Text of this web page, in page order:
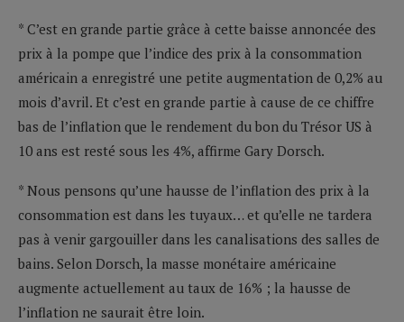
* C’est en grande partie grâce à cette baisse annoncée des
prix à la pompe que l’indice des prix à la consommation
américain a enregistré une petite augmentation de 0,2% au
mois d’avril. Et c’est en grande partie à cause de ce chiffre
bas de l’inflation que le rendement du bon du Trésor US à
10 ans est resté sous les 4%, affirme Gary Dorsch.
* Nous pensons qu’une hausse de l’inflation des prix à la
consommation est dans les tuyaux… et qu’elle ne tardera
pas à venir gargouiller dans les canalisations des salles de
bains. Selon Dorsch, la masse monétaire américaine
augmente actuellement au taux de 16% ; la hausse de
l’inflation ne saurait être loin.